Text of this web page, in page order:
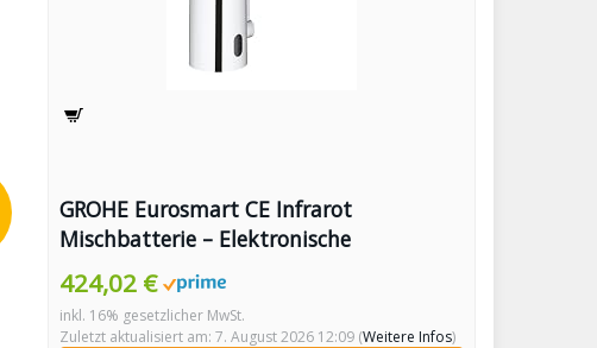
GROHE Eurosmart CE Infrarot
Mischbatterie – Elektronische
Waschtischarmatur für bidirektionale
Kommunikation
424,02 €
inkl. 16% gesetzlicher MwSt.
Zuletzt aktualisiert am: 7. August 2026 12:09 (Weitere Infos)